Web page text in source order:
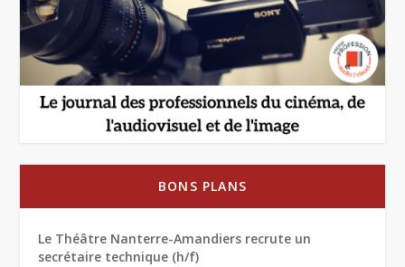
BONS PLANS
Le Théâtre Nanterre-Amandiers recrute un
secrétaire technique (h/f)